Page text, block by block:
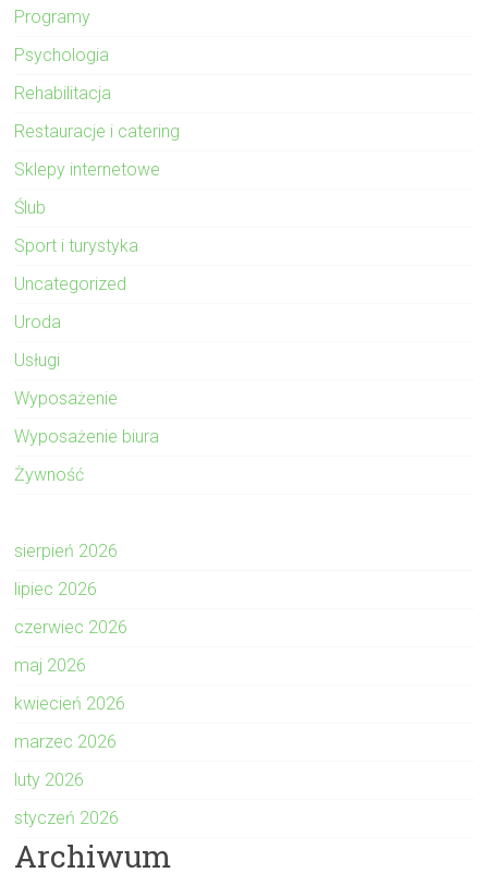
Programy
Psychologia
Rehabilitacja
Restauracje i catering
Sklepy internetowe
Ślub
Sport i turystyka
Uncategorized
Uroda
Usługi
Wyposażenie
Wyposażenie biura
Żywność
sierpień 2026
lipiec 2026
czerwiec 2026
maj 2026
kwiecień 2026
marzec 2026
luty 2026
styczeń 2026
Archiwum